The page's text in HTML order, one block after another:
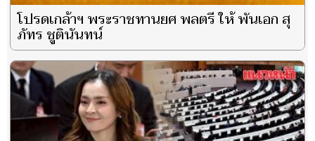
โปรดเกล้าฯ พระราชทานยศ พลตรี ให้ พันเอก สุ
ภัทร ชูตินันทน์